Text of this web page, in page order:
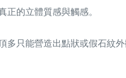
正的立體質感與觸感。
只能營造出點狀或假石紋外